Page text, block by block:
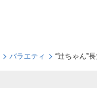
バラエティ “辻ちゃん”